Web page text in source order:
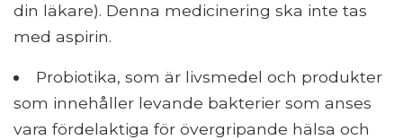
din läkare). Denna medicinering ska inte tas
med aspirin.
Probiotika, som är livsmedel och produkter
som innehåller levande bakterier som anses
vara fördelaktiga för övergripande hälsa och